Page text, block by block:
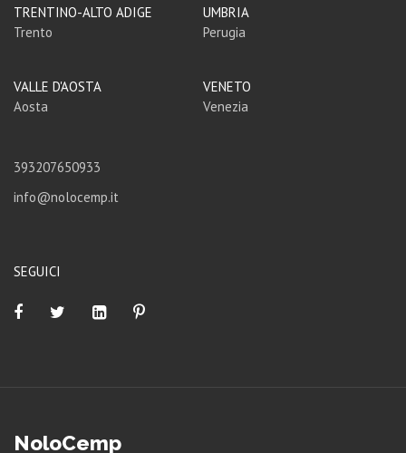
TRENTINO-ALTO ADIGE
Trento
UMBRIA
Perugia
VALLE D'AOSTA
Aosta
VENETO
Venezia
393207650933
info@nolocemp.it
SEGUICI
NoloCemp